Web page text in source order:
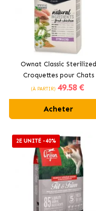
Ownat Classic Sterilized
Croquettes pour Chats
Stérilisés
(À PARTIR) 49.58 €
Acheter
2E UNITÉ -40%